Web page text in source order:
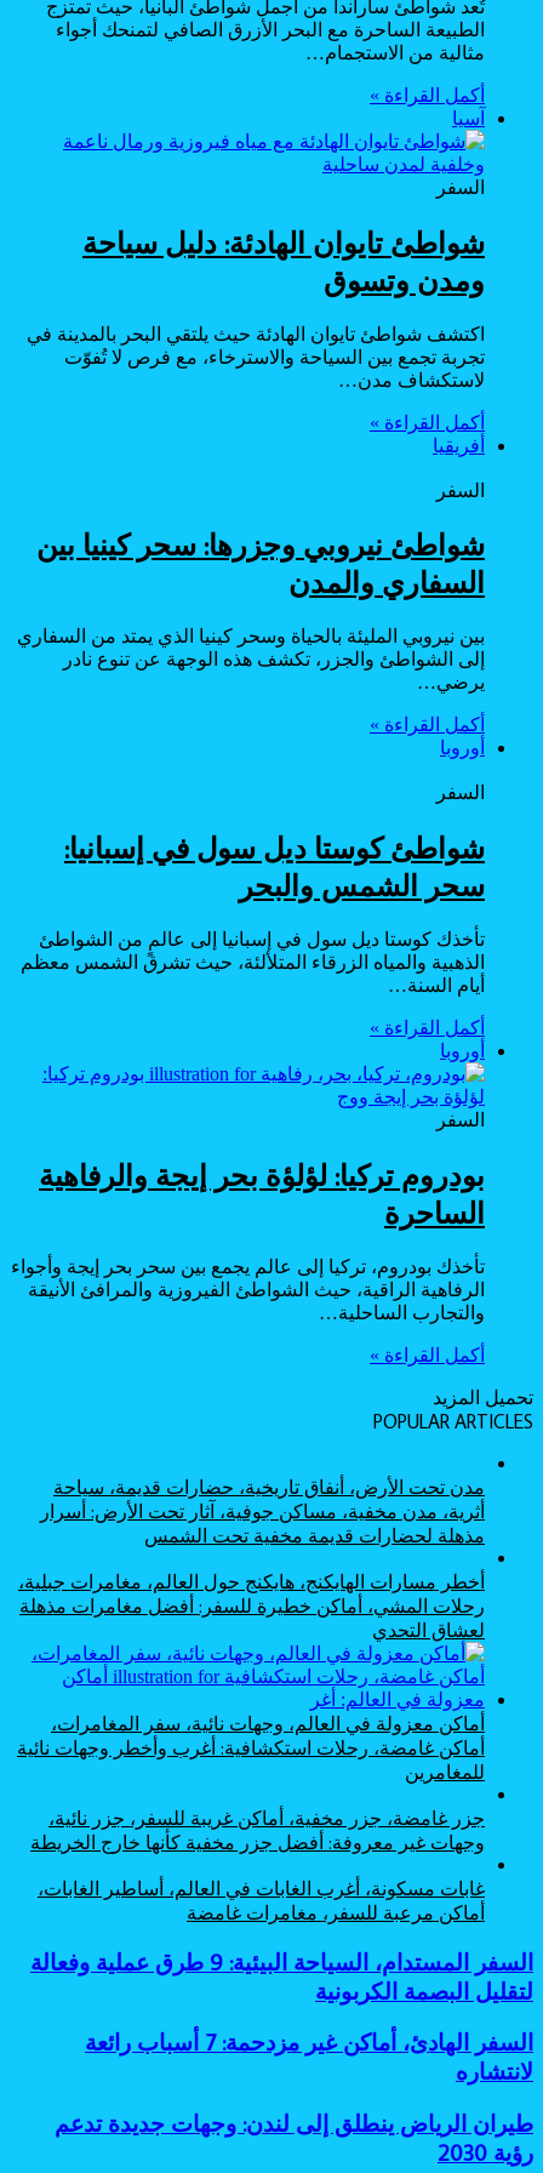
تُعد شواطئ ساراندا من أجمل شواطئ ألبانيا، حيث تمتزج
الطبيعة الساحرة مع البحر الأزرق الصافي لتمنحك أجواء
مثالية من الاستجمام…
أكمل القراءة »
آسيا
السفر
شواطئ تايوان الهادئة: دليل سياحة
ومدن وتسوق
اكتشف شواطئ تايوان الهادئة حيث يلتقي البحر بالمدينة في
تجربة تجمع بين السياحة والاسترخاء، مع فرص لا تُفوّت
لاستكشاف مدن…
أكمل القراءة »
أفريقيا
السفر
شواطئ نيروبي وجزرها: سحر كينيا بين
السفاري والمدن
بين نيروبي المليئة بالحياة وسحر كينيا الذي يمتد من السفاري
إلى الشواطئ والجزر، تكشف هذه الوجهة عن تنوع نادر
يرضي…
أكمل القراءة »
أوروبا
السفر
شواطئ كوستا ديل سول في إسبانيا:
سحر الشمس والبحر
تأخذك كوستا ديل سول في إسبانيا إلى عالمٍ من الشواطئ
الذهبية والمياه الزرقاء المتلألئة، حيث تشرق الشمس معظم
أيام السنة…
أكمل القراءة »
أوروبا
السفر
بودروم تركيا: لؤلؤة بحر إيجة والرفاهية
الساحرة
تأخذك بودروم، تركيا إلى عالم يجمع بين سحر بحر إيجة وأجواء
الرفاهية الراقية، حيث الشواطئ الفيروزية والمرافئ الأنيقة
والتجارب الساحلية…
أكمل القراءة »
تحميل المزيد
POPULAR ARTICLES
مدن تحت الأرض، أنفاق تاريخية، حضارات قديمة، سياحة
أثرية، مدن مخفية، مساكن جوفية، آثار تحت الأرض: أسرار
مذهلة لحضارات قديمة مخفية تحت الشمس
أخطر مسارات الهايكنج، هايكنج حول العالم، مغامرات جبلية،
رحلات المشي، أماكن خطيرة للسفر: أفضل مغامرات مذهلة
لعشاق التحدي
أماكن معزولة في العالم، وجهات نائية، سفر المغامرات،
أماكن غامضة، رحلات استكشافية: أغرب وأخطر وجهات نائية
للمغامرين
جزر غامضة، جزر مخفية، أماكن غريبة للسفر، جزر نائية،
وجهات غير معروفة: أفضل جزر مخفية كأنها خارج الخريطة
غابات مسكونة، أغرب الغابات في العالم، أساطير الغابات،
أماكن مرعبة للسفر، مغامرات غامضة
السفر
المستدام،
السياحة
البيئية:
9
طرق
وفعالة
لتقليل
البصمة
السفر المستدام، السياحة البيئية: 9 طرق عملية وفعالة
لتقليل البصمة الكربونية
السفر
الهادئ،
أماكن
غير
مزدحمة:
7
السفر الهادئ، أماكن غير مزدحمة: 7 أسباب رائعة
لانتشاره
طيران
الرياض
ينطلق
طيران الرياض ينطلق إلى لندن: وجهات جديدة تدعم
رؤية 2030